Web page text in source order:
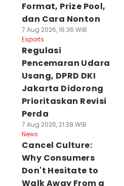
Format, Prize Pool,
dan Cara Nonton
7 Aug 2026, 16:36 WIB
Esports
Regulasi
Pencemaran Udara
Usang, DPRD DKI
Jakarta Didorong
Prioritaskan Revisi
Perda
7 Aug 2026, 21:38 WIB
News
Cancel Culture:
Why Consumers
Don't Hesitate to
Walk Away From a